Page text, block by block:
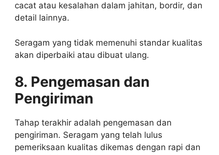
cacat atau kesalahan dalam jahitan, bordir, dan
detail lainnya.
Seragam yang tidak memenuhi standar kualitas
akan diperbaiki atau dibuat ulang.
8. Pengemasan dan
Pengiriman
Tahap terakhir adalah pengemasan dan
pengiriman. Seragam yang telah lulus
pemeriksaan kualitas dikemas dengan rapi dan